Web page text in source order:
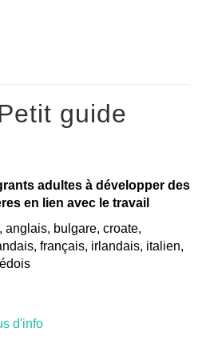
guide
adultes à développer des
en lien avec le travail
bulgare, croate,
français, irlandais, italien,
d'info